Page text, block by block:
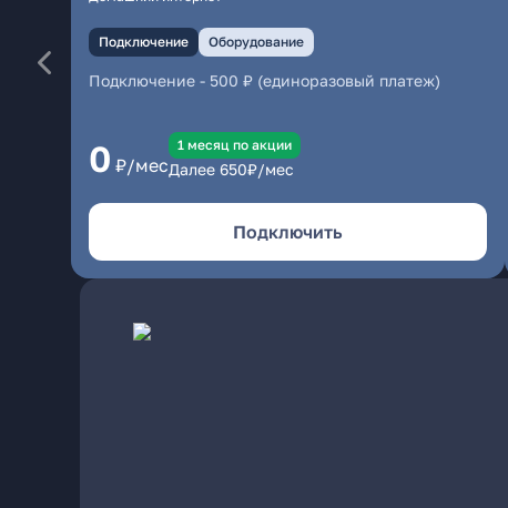
Подключение Оборудование
Подключение - 500 ₽ (единоразовый платеж)
0 ₽/мес
1 месяц по акции
Далее 650₽/мес
Подключить